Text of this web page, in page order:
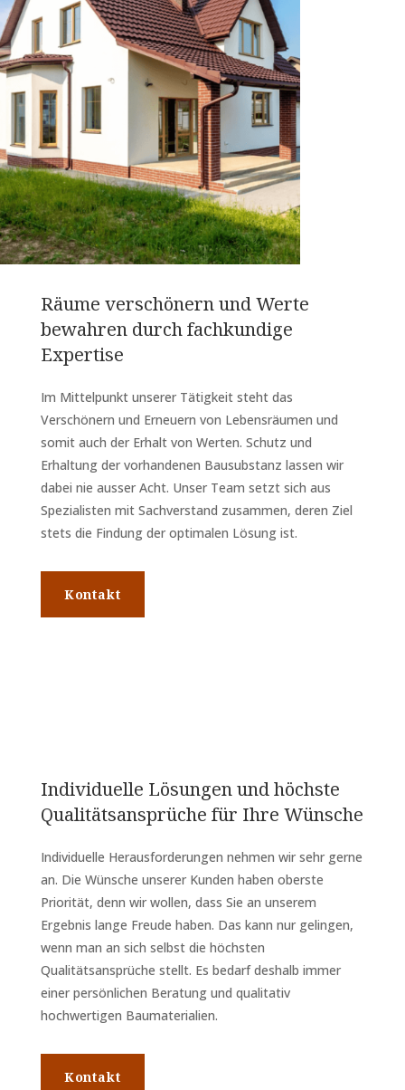
Räume verschönern und Werte
bewahren durch fachkundige
Expertise
Im Mittelpunkt unserer Tätigkeit steht das
Verschönern und Erneuern von Lebensräumen und
somit auch der Erhalt von Werten. Schutz und
Erhaltung der vorhandenen Bausubstanz lassen wir
dabei nie ausser Acht. Unser Team setzt sich aus
Spezialisten mit Sachverstand zusammen, deren Ziel
stets die Findung der optimalen Lösung ist.
Kontakt
Individuelle Lösungen und höchste
Qualitätsansprüche für Ihre Wünsche
Individuelle Herausforderungen nehmen wir sehr gerne
an. Die Wünsche unserer Kunden haben oberste
Priorität, denn wir wollen, dass Sie an unserem
Ergebnis lange Freude haben. Das kann nur gelingen,
wenn man an sich selbst die höchsten
Qualitätsansprüche stellt. Es bedarf deshalb immer
einer persönlichen Beratung und qualitativ
hochwertigen Baumaterialien.
Kontakt